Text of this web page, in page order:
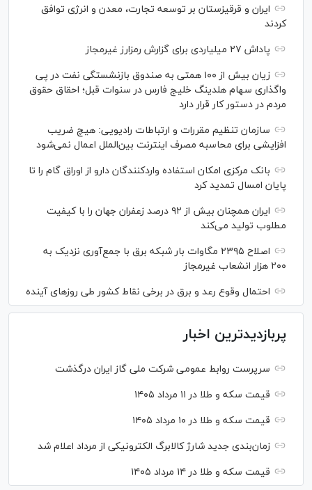
ایران و قرقیزستان بر توسعه تجارت، معدن و انرژی توافق
کردند
پاداش ۲۷ میلیاردی برای گزارش رمزارز غیرمجاز
زیان بیش از ۱۰۰ همتی به صندوق بازنشستگی نفت در پی
واگذاری سهام هلدینگ خلیج فارس در سنوات قبل؛ احقاق حقوق
مردم در دستور کار قرار دارد
سازمان تنظیم مقررات و ارتباطات رادیویی: هیچ ضریب
افزایشی برای محاسبه مصرف اینترنت بین‌الملل اعمال نمی‌شود
بانک مرکزی امکان استفاده واردکنندگان دارو از اوراق گام را تا
پایان امسال تمدید کرد
ایران همچنان بیش از ۹۲ درصد زعفران جهان را با کیفیت
مطلوب تولید می‌کند
اصلاح ۲۳۹۵ مگاوات بار شبکه برق با جمع‌آوری نزدیک به
۲۰۰ هزار انشعاب غیرمجاز
احتمال وقوع رعد و برق در برخی نقاط کشور طی روز‌های آینده
پربازدیدترین اخبار
سرپرست روابط عمومی شرکت ملی گاز ایران درگذشت
قیمت سکه و طلا در ۱۱ مرداد ۱۴۰۵
قیمت سکه و طلا در ۱۰ مرداد ۱۴۰۵
زمان‌بندی جدید شارژ کالابرگ الکترونیکی از مرداد اعلام شد
قیمت سکه و طلا در ۱۴ مرداد ۱۴۰۵